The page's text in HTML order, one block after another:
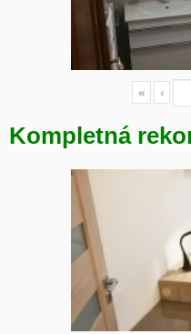
« ‹
Kompletná